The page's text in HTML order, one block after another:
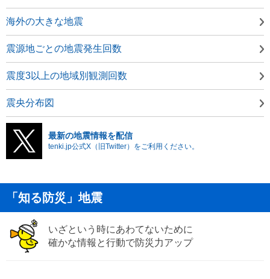
海外の大きな地震
震源地ごとの地震発生回数
震度3以上の地域別観測回数
震央分布図
最新の地震情報を配信
tenki.jp公式X（旧Twitter）をご利用ください。
「知る防災」地震
いざという時にあわてないために
確かな情報と行動で防災力アップ